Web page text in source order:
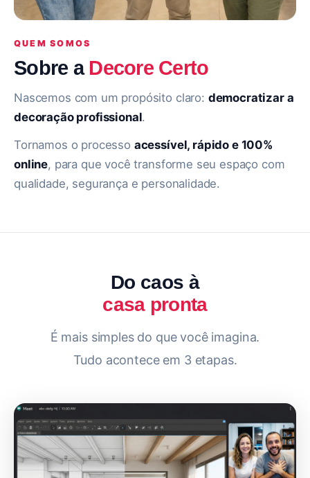
QUEM SOMOS
Sobre a Decore Certo
Nascemos com um propósito claro: democratizar a
decoração profissional.
Tornamos o processo acessível, rápido e 100%
online, para que você transforme seu espaço com
qualidade, segurança e personalidade.
Do caos à
casa pronta
É mais simples do que você imagina.
Tudo acontece em 3 etapas.